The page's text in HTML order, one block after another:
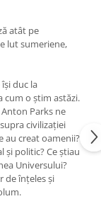
atât pe
lut sumeriene,
duc la
cum o știm astăzi.
Parks ne
civilizației
au creat oamenii?
și politic? Ce știau
Universului?
de înțeles și